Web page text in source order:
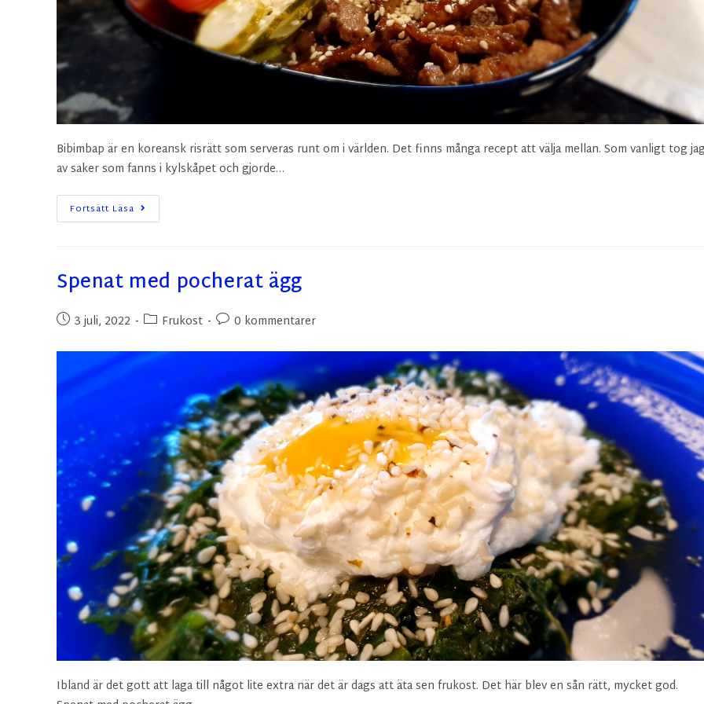
Bibimbap är en koreansk risrätt som serveras runt om i världen. Det finns många recept att välja mellan. Som vanligt tog
av saker som fanns i kylskåpet och gjorde…
Fortsätt Läsa
Spenat med pocherat ägg
3 juli, 2022 Frukost 0 kommentarer
Ibland är det gott att laga till något lite extra när det är dags att äta sen frukost. Det här blev en sån rätt, mycket god.